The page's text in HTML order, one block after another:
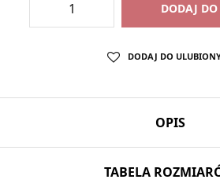
DODAJ
DODAJ DO
OPIS
TABELA